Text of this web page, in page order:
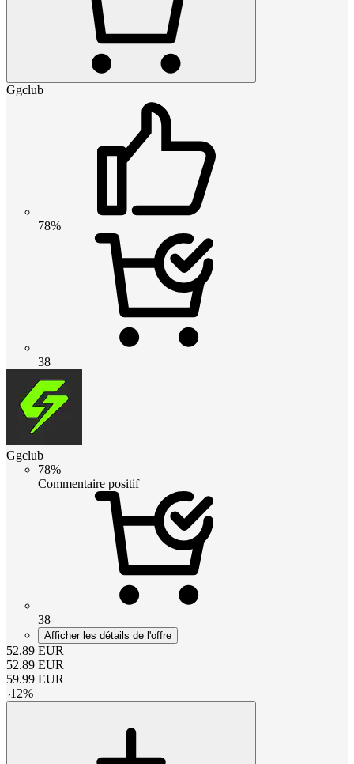
Ggclub
78%
38
Ggclub
78%
Commentaire positif
38
Afficher les détails de l'offre
52.89 EUR
52.89 EUR
59.99 EUR
-12%